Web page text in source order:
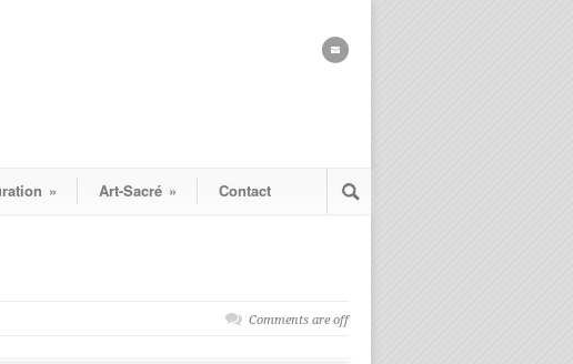
» Art-Sacré » Contact
Comments are off